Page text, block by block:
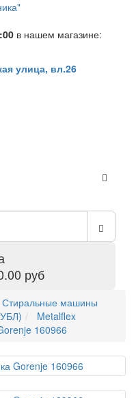
в нашем магазине:
улица, вл.26
руб
Стиральные машины
Metalflex
160966